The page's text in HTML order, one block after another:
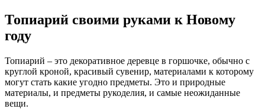
Топиарий своими руками к Новому
году
Топиарий – это декоративное деревце в горшочке, обычно с
круглой кроной, красивый сувенир, материалами к которому
могут стать какие угодно предметы. Это и природные
материалы, и предметы рукоделия, и самые неожиданные
вещи.